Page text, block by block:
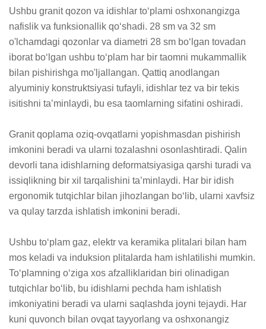
Ushbu granit qozon va idishlar to‘plami oshxonangizga
nafislik va funksionallik qo‘shadi. 28 sm va 32 sm
o'lchamdagi qozonlar va diametri 28 sm bo‘lgan tovadan
iborat bo‘lgan ushbu to‘plam har bir taomni mukammallik
bilan pishirishga mo'ljallangan. Qattiq anodlangan
alyuminiy konstruktsiyasi tufayli, idishlar tez va bir tekis
isitishni ta’minlaydi, bu esa taomlarning sifatini oshiradi.
Granit qoplama oziq-ovqatlarni yopishmasdan pishirish
imkonini beradi va ularni tozalashni osonlashtiradi. Qalin
devorli tana idishlarning deformatsiyasiga qarshi turadi va
issiqlikning bir xil tarqalishini ta’minlaydi. Har bir idish
ergonomik tutqichlar bilan jihozlangan bo‘lib, ularni xavfsiz
va qulay tarzda ishlatish imkonini beradi.
Ushbu to‘plam gaz, elektr va keramika plitalari bilan ham
mos keladi va induksion plitalarda ham ishlatilishi mumkin.
To‘plamning o‘ziga xos afzalliklaridan biri olinadigan
tutqichlar bo‘lib, bu idishlarni pechda ham ishlatish
imkoniyatini beradi va ularni saqlashda joyni tejaydi. Har
kuni quvonch bilan ovqat tayyorlang va oshxonangiz